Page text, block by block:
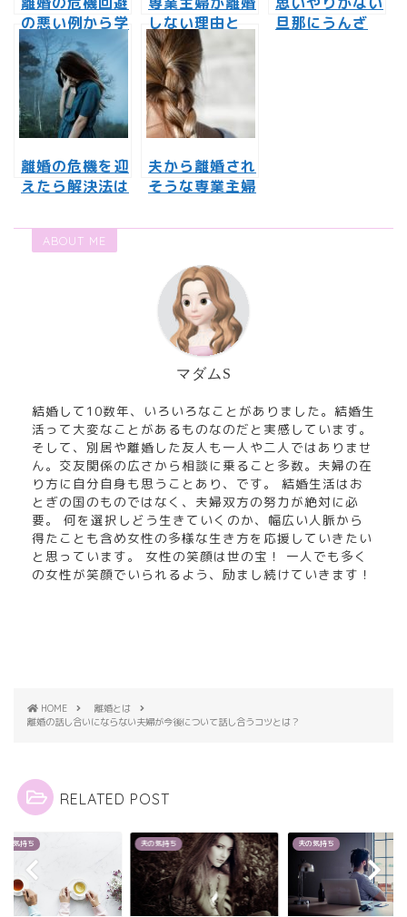
の悪い例から学
ぶ本当の離婚回
避6つの方法
しない理由と
は？離婚したい
と言われた時は
どうする？
旦那にうんざ
離婚の危機を迎
えたら解決法は
る離婚回避の方
法とは？
夫から離婚され
そうな専業主婦
際してできるこ
ABOUT ME
マダムS
結婚して10数年、いろいろなことがありました。結婚生
活って大変なことがあるものなのだと実感しています。
そして、別居や離婚した友人も一人や二人ではありませ
ん。交友関係の広さから相談に乗ること多数。夫婦の在
り方に自分自身も思うことあり、です。 結婚生活はお
とぎの国のものではなく、夫婦双方の努力が絶対に必
要。 何を選択しどう生きていくのか、幅広い人脈から
得たことも含め女性の多様な生き方を応援していきたい
と思っています。 女性の笑顔は世の宝！ 一人でも多く
の女性が笑顔でいられるよう、励まし続けていきます！
HOME
離婚とは
離婚の話し合いにならない夫婦が今後について話し合うコツとは？
RELATED POST
の気持ち 夫の気持ち 夫の気持ち